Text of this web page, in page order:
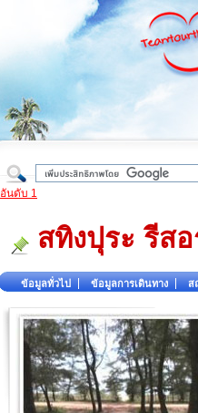
อันดับ 1
สทิงปุระ รีส
ข้อมูลทั่วไป ข้อมูลการเดินทาง ส